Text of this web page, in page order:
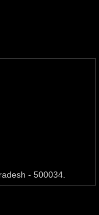
- 500034.